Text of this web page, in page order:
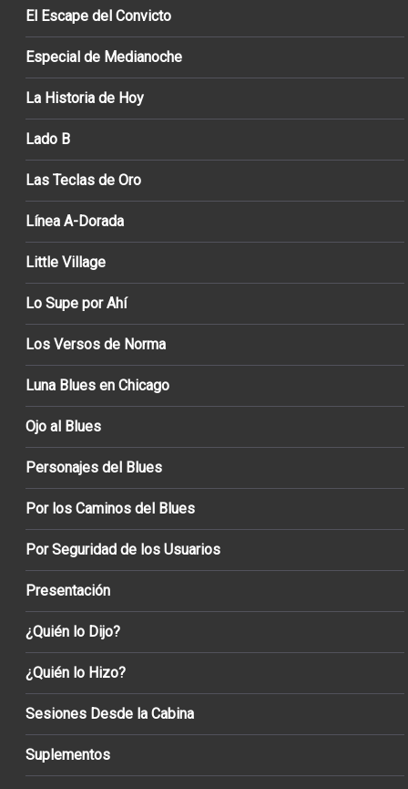
El Escape del Convicto
Especial de Medianoche
La Historia de Hoy
Lado B
Las Teclas de Oro
Línea A-Dorada
Little Village
Lo Supe por Ahí
Los Versos de Norma
Luna Blues en Chicago
Ojo al Blues
Personajes del Blues
Por los Caminos del Blues
Por Seguridad de los Usuarios
Presentación
¿Quién lo Dijo?
¿Quién lo Hizo?
Sesiones Desde la Cabina
Suplementos